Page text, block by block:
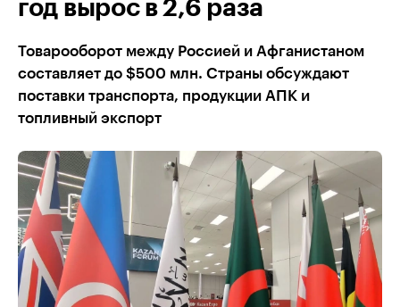
год вырос в 2,6 раза
Товарооборот между Россией и Афганистаном
составляет до $500 млн. Страны обсуждают
поставки транспорта, продукции АПК и
топливный экспорт